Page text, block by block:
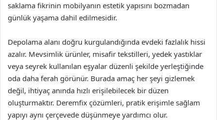
saklama fikrinin mobilyanın estetik yapısını bozmadan
günlük yaşama dahil edilmesidir.
Depolama alanı doğru kurgulandığında evdeki fazlalık hissi
azalır. Mevsimlik ürünler, misafir tekstilleri, yedek yastıklar
veya seyrek kullanılan eşyalar düzenli şekilde yerleştiğinde
oda daha ferah görünür. Burada amaç her şeyi gizlemek
değil, ihtiyaç anında hızlı erişilebilecek bir düzen
oluşturmaktır. Deremfix çözümleri, pratik erişimle sağlam
yapıyı aynı çerçevede düşünmeye yardımcı olur.